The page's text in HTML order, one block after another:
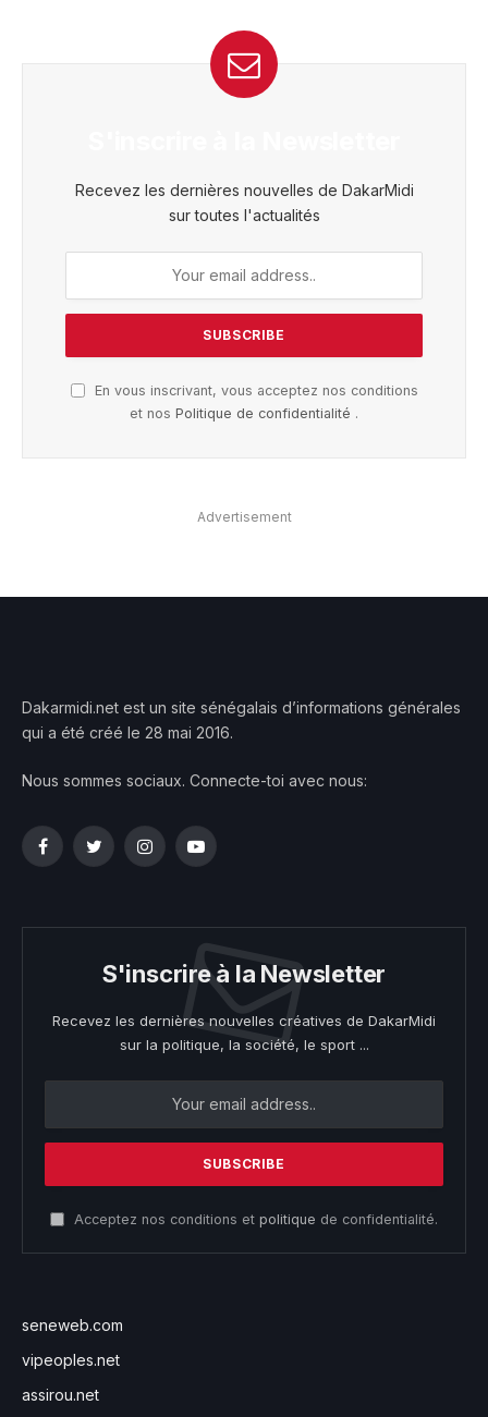
Recevez les dernières nouvelles de DakarMidi
sur toutes l'actualités
En vous inscrivant, vous acceptez nos conditions
et nos Politique de confidentialité .
Advertisement
Dakarmidi.net est un site sénégalais d’informations générales
qui a été créé le 28 mai 2016.
Nous sommes sociaux. Connecte-toi avec nous:
FacebookTwitterInstagramYouTube
S'inscrire à la Newsletter
Recevez les dernières nouvelles créatives de DakarMidi
sur la politique, la société, le sport ...
Acceptez nos conditions et politique de confidentialité.
seneweb.com
vipeoples.net
assirou.net